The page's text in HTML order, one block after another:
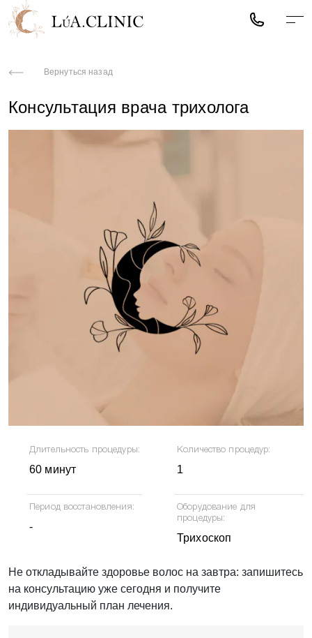
Вернуться назад
Консультация врача трихолога
Длительность процедуры:
60 минут
Количество процедур:
1
Период восстановления:
-
Оборудование для
процедуры:
Трихоскоп
Не откладывайте здоровье волос на завтра: запишитесь
на консультацию уже сегодня и получите
индивидуальный план лечения.
процедуру
В ближайшее время мы с вами свяжемся
Я даю согласие на обработку персональных
данных и принимаю условия
обработки данных
Запишитесь на
консультацию!
Если возникли вопросы, мы с радостью, и
Никакой рекламы и спама. Отправляя запрос Вы
соглашаетесь на обработку персональных данных
не передаются третьим лицам.